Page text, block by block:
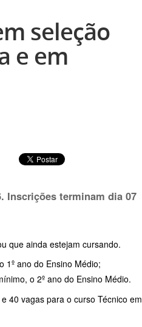
seleção
e em
Inscrições terminam dia 07
que ainda estejam cursando.
1º ano do Ensino Médio;
o 2º ano do Ensino Médio.
40 vagas para o curso Técnico em